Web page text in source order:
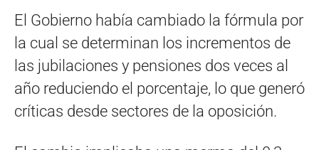
El Gobierno había cambiado la fórmula por
la cual se determinan los incrementos de
las jubilaciones y pensiones dos veces al
año reduciendo el porcentaje, lo que generó
críticas desde sectores de la oposición.